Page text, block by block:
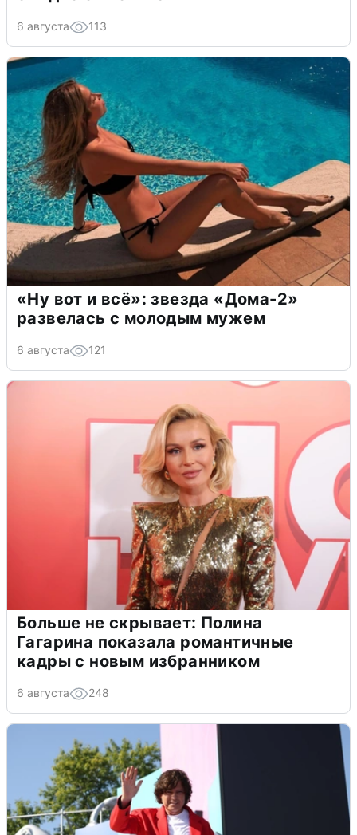
6 августа 113
«Ну вот и всё»: звезда «Дома-2»
развелась с молодым мужем
6 августа 121
Больше не скрывает: Полина
Гагарина показала романтичные
кадры с новым избранником
6 августа 248